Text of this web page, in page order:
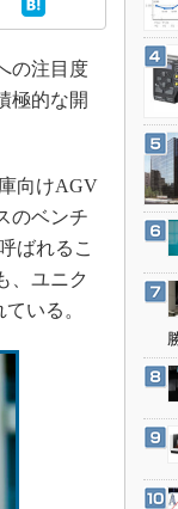
の注目度
極的な開
向けAGV
のベンチ
ばれるこ
、ユニク
いる。